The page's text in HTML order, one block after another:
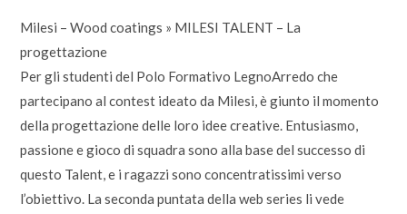
Milesi – Wood coatings » MILESI TALENT – La
progettazione
Per gli studenti del Polo Formativo LegnoArredo che
partecipano al contest ideato da Milesi, è giunto il momento
della progettazione delle loro idee creative. Entusiasmo,
passione e gioco di squadra sono alla base del successo di
questo Talent, e i ragazzi sono concentratissimi verso
l’obiettivo. La seconda puntata della web series li vede